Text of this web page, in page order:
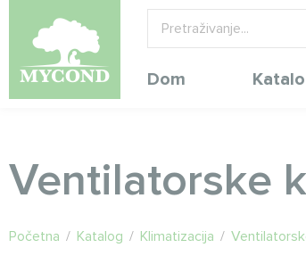
Dom
Ventilatorske
Početna / Katalog / Klimatizacija /